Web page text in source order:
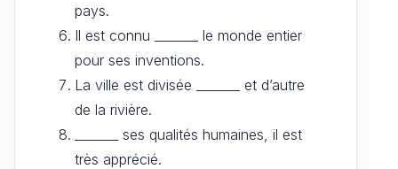
pays.
Il est connu _______ le monde entier
pour ses inventions.
La ville est divisée _______ et d’autre
de la rivière.
_______ ses qualités humaines, il est
très apprécié.